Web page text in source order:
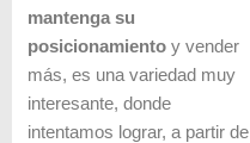
mantenga su
posicionamiento y vender
más, es una variedad muy
interesante, donde
intentamos lograr, a partir de